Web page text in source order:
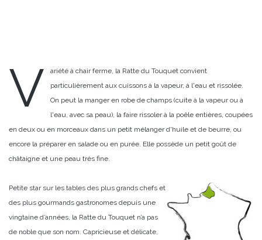
V
ariété à chair ferme, la Ratte du Touquet convient
particulièrement aux cuissons à la vapeur, à l'eau et rissolée.
On peut la manger en robe de champs (cuite à la vapeur ou à
l'eau, avec sa peau), la faire rissoler à la poêle entières, coupées
en deux ou en morceaux dans un petit mélanger d'huile et de beurre, ou
encore la préparer en salade ou en purée. Elle possède un petit goût de
châtaigne et une peau très fine.
Petite star sur les tables des plus grands chefs et
des plus gourmands gastronomes depuis une
vingtaine d’années, la Ratte du Touquet n’a pas
de noble que son nom. Capricieuse et délicate,